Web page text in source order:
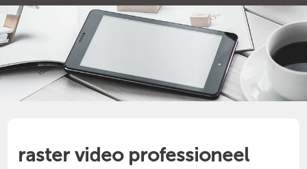
raster video professioneel